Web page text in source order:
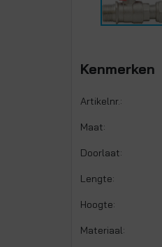
Kenmerken
Artikelnr.:
Maat:
Doorlaat:
Lengte:
Hoogte:
Materiaal: